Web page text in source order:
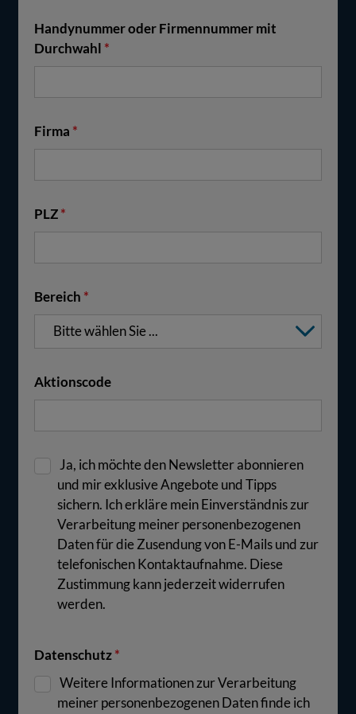
Handynummer oder Firmennummer mit
Durchwahl *
Firma *
PLZ *
Bereich *
Bitte wählen Sie ...
Aktionscode
Ja, ich möchte den Newsletter abonnieren
und mir exklusive Angebote und Tipps
sichern. Ich erkläre mein Einverständnis zur
Verarbeitung meiner personenbezogenen
Daten für die Zusendung von E-Mails und zur
telefonischen Kontaktaufnahme. Diese
Zustimmung kann jederzeit widerrufen
werden.
Datenschutz *
Weitere Informationen zur Verarbeitung
meiner personenbezogenen Daten finde ich